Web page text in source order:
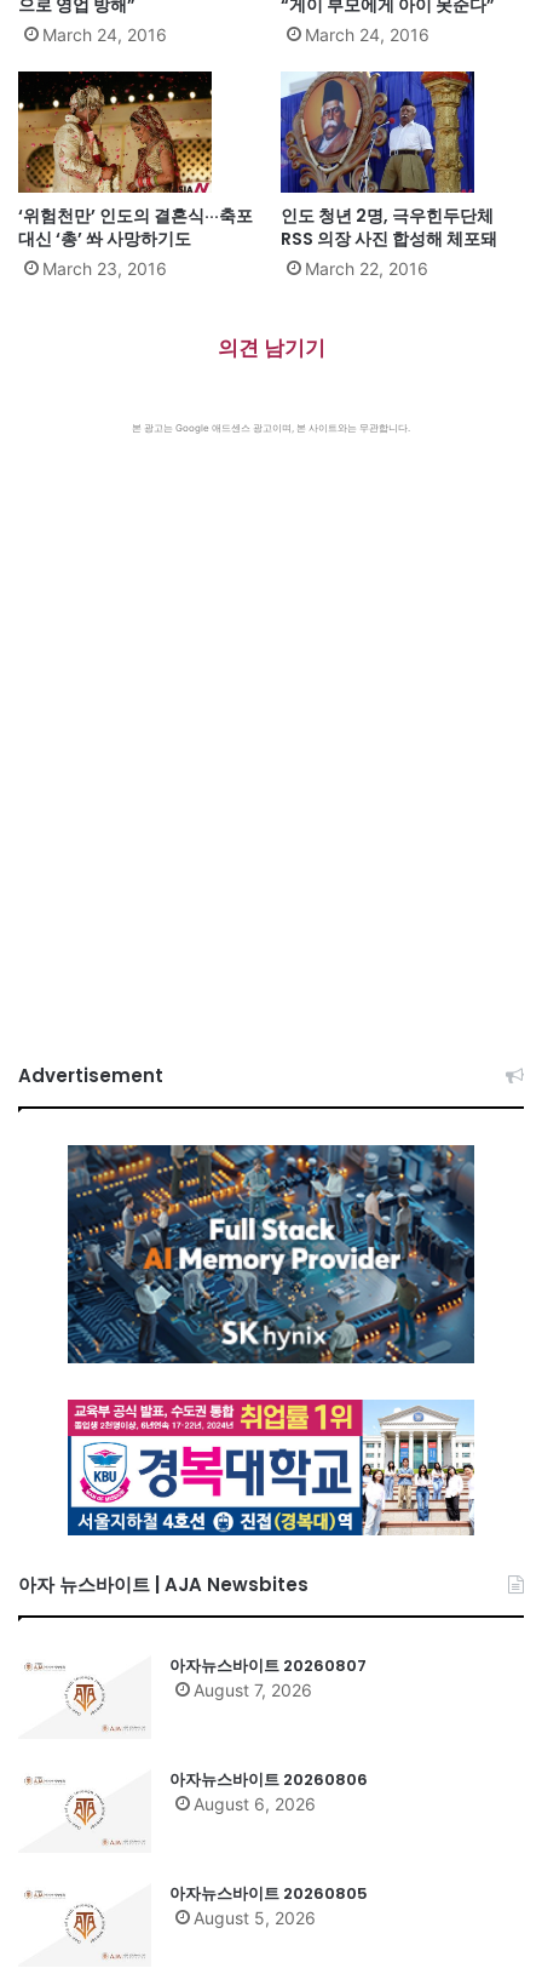
March 24, 2016 March 24, 2016
‘위험천만’ 인도의 결혼식···축포
대신 ‘총’ 쏴 사망하기도
March 23, 2016
인도 청년 2명, 극우힌두단체
RSS 의장 사진 합성해 체포돼
March 22, 2016
의견 남기기
본 광고는 Google 애드센스 광고이며, 본 사이트와는 무관합니다.
Advertisement
아자 뉴스바이트 | AJA Newsbites
아자뉴스바이트 20260807
August 7, 2026
아자뉴스바이트 20260806
August 6, 2026
아자뉴스바이트 20260805
August 5, 2026